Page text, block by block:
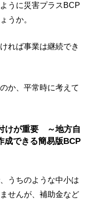
うに災害プラスBCP
うか。
れば事業は継続でき
か、平常時に考えて
けが重要 ～地方自
成できる簡易版BCP
うちのような中小は
せんが、補助金など